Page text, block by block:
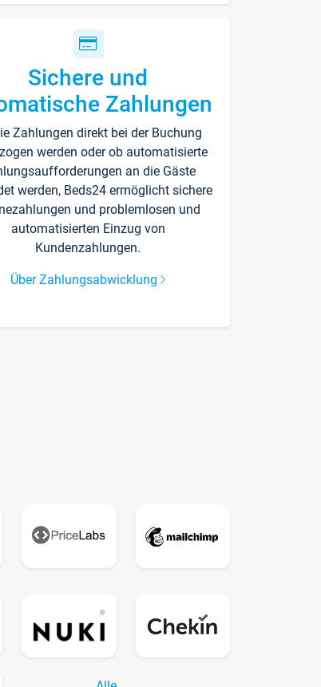
Sichere und
Zahlungen
Zahlungen direkt bei der Buchung
werden oder ob automatisierte
an die Gäste
werden, Beds24 ermöglicht sichere
und problemlosen und
automatisierten Einzug von
Kundenzahlungen.
Über Zahlungsabwicklung